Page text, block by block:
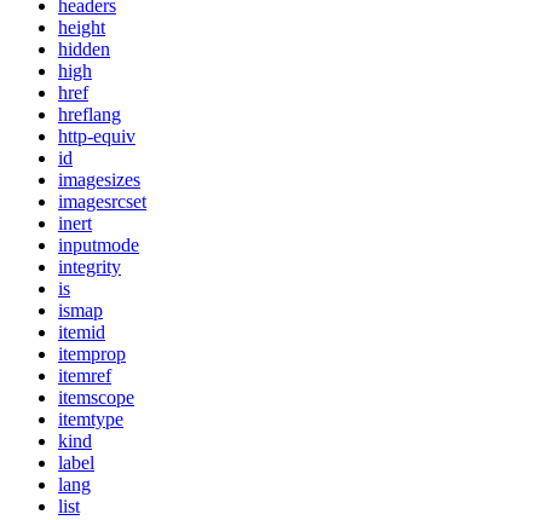
headers
height
hidden
high
href
hreflang
http-equiv
id
imagesizes
imagesrcset
inert
inputmode
integrity
is
ismap
itemid
itemprop
itemref
itemscope
itemtype
kind
label
lang
list